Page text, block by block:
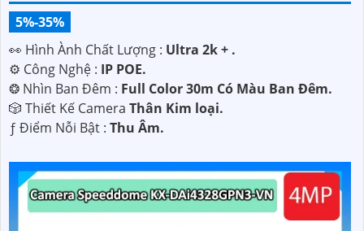
5%-35%
️👀 Hình Ành Chất Lượng : Ultra 2k + .
⚙ Công Nghệ : IP POE.
❂ Nhìn Ban Đêm : Full Color 30m Có Màu Ban Ðêm.
🎲 Thiết Kế Camera Thân Kim loại.
️ƒ Điểm Nỗi Bật : Thu Âm.